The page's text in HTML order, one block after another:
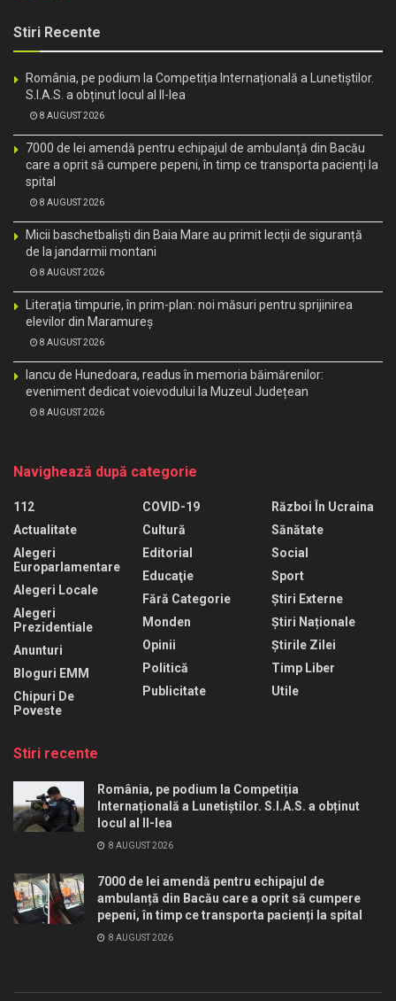
Stiri Recente
România, pe podium la Competiția Internațională a Lunetiștilor.
S.I.A.S. a obținut locul al II-lea
8 AUGUST 2026
7000 de lei amendă pentru echipajul de ambulanță din Bacău
care a oprit să cumpere pepeni, în timp ce transporta pacienți la
spital
8 AUGUST 2026
Micii baschetbaliști din Baia Mare au primit lecții de siguranță
de la jandarmii montani
8 AUGUST 2026
Literația timpurie, în prim-plan: noi măsuri pentru sprijinirea
elevilor din Maramureș
8 AUGUST 2026
Iancu de Hunedoara, readus în memoria băimărenilor:
eveniment dedicat voievodului la Muzeul Județean
8 AUGUST 2026
Navighează după categorie
112
Actualitate
Alegeri
Europarlamentare
Alegeri Locale
Alegeri
Prezidentiale
Anunturi
Bloguri EMM
Chipuri De
Poveste
COVID-19
Cultură
Editorial
Educaţie
Fără Categorie
Monden
Opinii
Politică
Publicitate
Război În Ucraina
Sănătate
Social
Sport
Știri Externe
Știri Naționale
Știrile Zilei
Timp Liber
Utile
Stiri recente
România, pe podium la Competiția
Internațională a Lunetiștilor. S.I.A.S. a obținut
locul al II-lea
8 AUGUST 2026
7000 de lei amendă pentru echipajul de
ambulanță din Bacău care a oprit să cumpere
pepeni, în timp ce transporta pacienți la spital
8 AUGUST 2026